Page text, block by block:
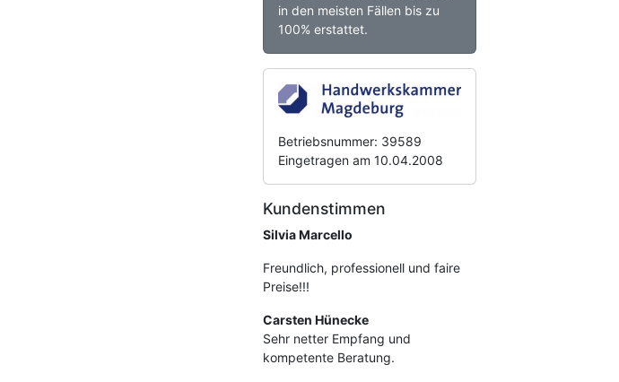
in den meisten Fällen bis zu
100% erstattet.
Betriebsnummer: 39589
Eingetragen am 10.04.2008
Kundenstimmen
Silvia Marcello
Freundlich, professionell und faire
Preise!!!
Carsten Hünecke
Sehr netter Empfang und
kompetente Beratung.